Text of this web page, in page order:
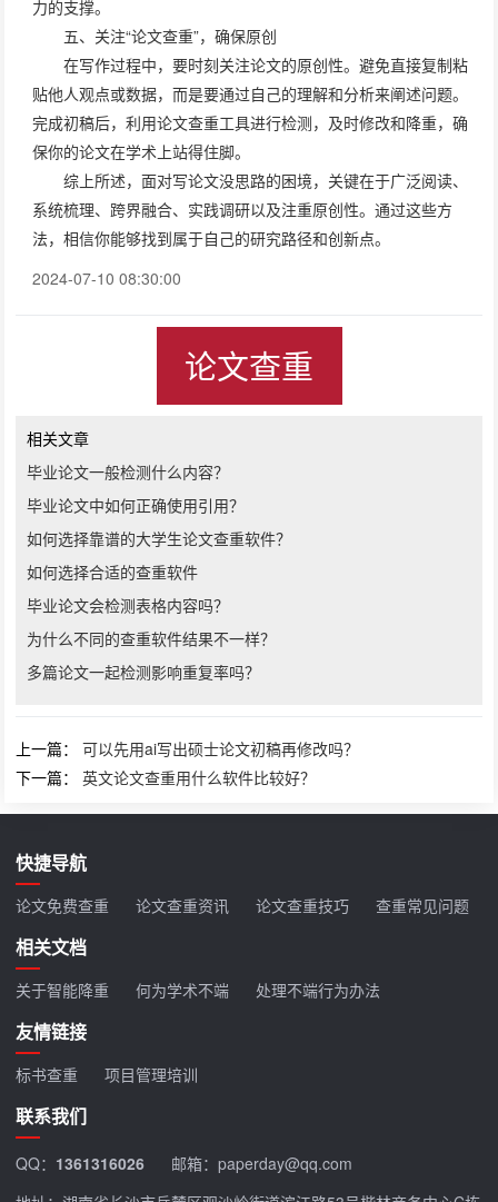
力的支撑。
五、关注“论文查重”，确保原创
在写作过程中，要时刻关注论文的原创性。避免直接复制粘
贴他人观点或数据，而是要通过自己的理解和分析来阐述问题。
完成初稿后，利用论文查重工具进行检测，及时修改和降重，确
保你的论文在学术上站得住脚。
综上所述，面对写论文没思路的困境，关键在于广泛阅读、
系统梳理、跨界融合、实践调研以及注重原创性。通过这些方
法，相信你能够找到属于自己的研究路径和创新点。
2024-07-10 08:30:00
论文查重
相关文章
毕业论文一般检测什么内容？
毕业论文中如何正确使用引用？
如何选择靠谱的大学生论文查重软件？
如何选择合适的查重软件
毕业论文会检测表格内容吗？
为什么不同的查重软件结果不一样？
多篇论文一起检测影响重复率吗？
上一篇：可以先用ai写出硕士论文初稿再修改吗？
下一篇：英文论文查重用什么软件比较好？
快捷导航
论文免费查重 论文查重资讯 论文查重技巧 查重常见问题
相关文档
关于智能降重 何为学术不端 处理不端行为办法
友情链接
标书查重 项目管理培训
联系我们
QQ： 1361316026
邮箱：paperday@qq.com